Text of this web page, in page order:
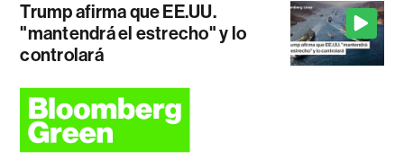
Trump afirma que EE.UU.
"mantendrá el estrecho" y lo
controlará